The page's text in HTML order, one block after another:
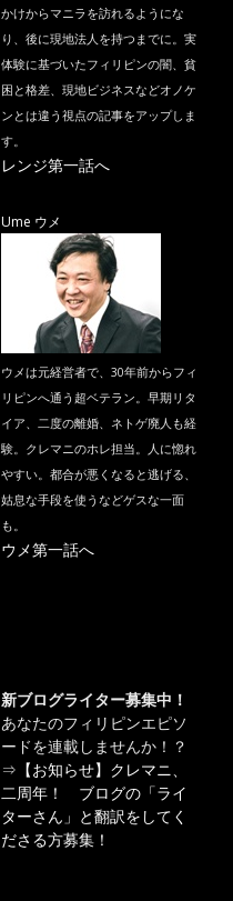
かけからマニラを訪れるようにな
り、後に現地法人を持つまでに。実
体験に基づいたフィリピンの闇、貧
困と格差、現地ビジネスなどオノケ
ンとは違う視点の記事をアップしま
す。
レンジ第一話へ
Ume ウメ
ウメは元経営者で、30年前からフィ
リピンへ通う超ベテラン。早期リタ
イア、二度の離婚、ネトゲ廃人も経
験。クレマニのホレ担当。人に惚れ
やすい。都合が悪くなると逃げる、
姑息な手段を使うなどゲスな一面
も。
ウメ第一話へ
新ブログライター募集中！
あなたのフィリピンエピソ
ードを連載しませんか！？
⇒ 【お知らせ】クレマニ、
二周年！ ブログの「ライ
ターさん」と翻訳をしてく
ださる方募集！